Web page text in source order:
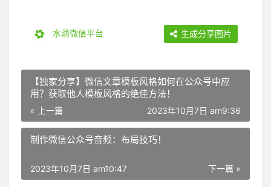
水滴微信平台 生成分享图片
【独家分享】微信文章模板风格如何在公众号中应
用？获取他人模板风格的绝佳方法！
« 上一篇 2023年10月7日 am9:36
制作微信公众号音频：布局技巧！
下一篇 »
2023年10月7日 am10:47